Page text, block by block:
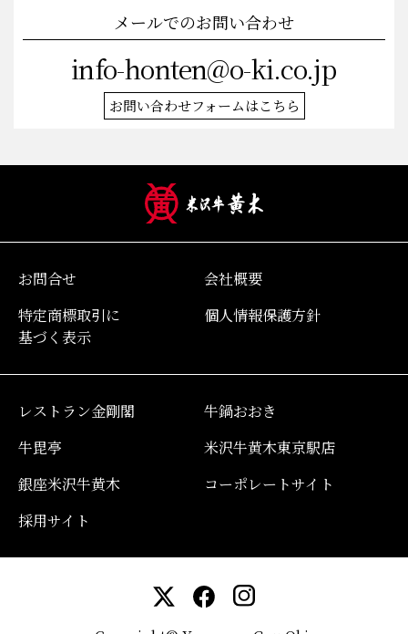
メールでのお問い合わせ
info-honten@o-ki.co.jp
お問い合わせフォームはこちら
お問合せ
会社概要
特定商標取引に
基づく表示
個人情報保護方針
レストラン金剛閣
牛鍋おおき
牛毘亭
米沢牛黄木東京駅店
銀座米沢牛黄木
コーポレートサイト
採用サイト